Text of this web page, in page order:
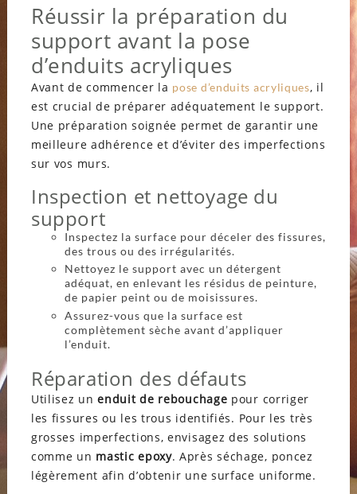
Réussir la préparation du
support avant la pose
d’enduits acryliques
Avant de commencer la pose d’enduits acryliques, il
est crucial de préparer adéquatement le support.
Une préparation soignée permet de garantir une
meilleure adhérence et d’éviter des imperfections
sur vos murs.
Inspection et nettoyage du
support
Inspectez la surface pour déceler des fissures,
des trous ou des irrégularités.
Nettoyez le support avec un détergent
adéquat, en enlevant les résidus de peinture,
de papier peint ou de moisissures.
Assurez-vous que la surface est
complètement sèche avant d’appliquer
l’enduit.
Réparation des défauts
Utilisez unenduit de rebouchage pour corriger
les fissures ou les trous identifiés. Pour les très
grosses imperfections, envisagez des solutions
comme un mastic epoxy. Après séchage, poncez
légèrement afin d’obtenir une surface uniforme.